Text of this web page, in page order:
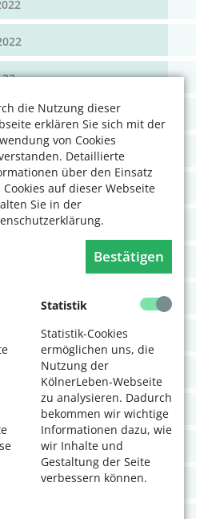
die Nutzung dieser
erklären Sie sich mit der
von Cookies
Detaillierte
über den Einsatz
Cookies auf dieser Webseite
Sie in der
Bestätigen
Statistik
Statistik-Cookies
ermöglichen uns, die
Nutzung der
KölnerLeben-Webseite
zu analysieren. Dadurch
bekommen wir wichtige
Informationen dazu, wie
wir Inhalte und
Gestaltung der Seite
verbessern können.